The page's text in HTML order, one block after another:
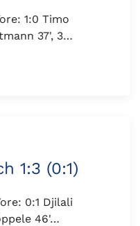
1:0 Timo
37', 3…
1:3 (0:1)
0:1 Djilali
46'…